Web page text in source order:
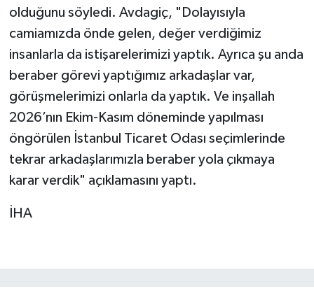
olduğunu söyledi. Avdagiç, "Dolayısıyla
camiamızda önde gelen, değer verdiğimiz
insanlarla da istişarelerimizi yaptık. Ayrıca şu anda
beraber görevi yaptığımız arkadaşlar var,
görüşmelerimizi onlarla da yaptık. Ve inşallah
2026’nın Ekim-Kasım döneminde yapılması
öngörülen İstanbul Ticaret Odası seçimlerinde
tekrar arkadaşlarımızla beraber yola çıkmaya
karar verdik" açıklamasını yaptı.
İHA